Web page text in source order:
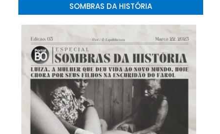
SOMBRAS DA HISTÓRIA